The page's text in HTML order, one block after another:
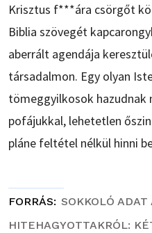
Krisztus f***ára csörgőt
Biblia szövegét
aberrált agendája
társadalmon. Egy olyan
tömeggyilkosok hazudnak
pofájukkal, lehetetlen
pláne feltétel nélkül hinni
FORRÁS
SOKKOLÓ ADAT
HITEHAGYOTTAKRÓL: